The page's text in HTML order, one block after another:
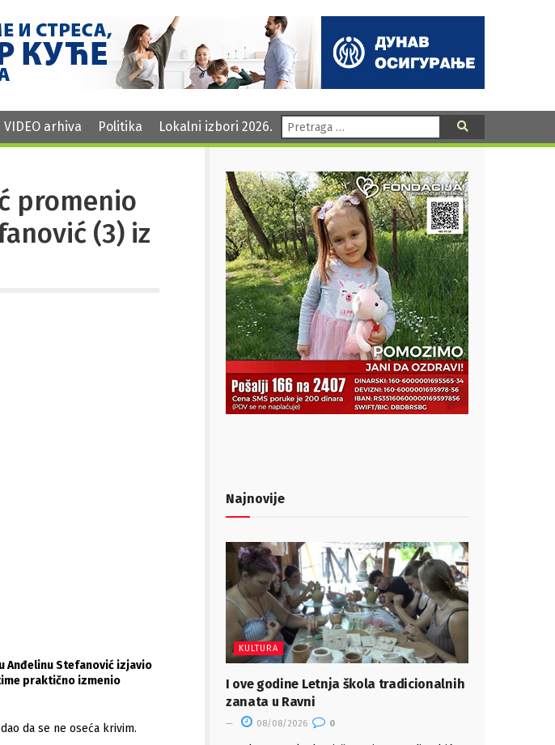
VIDEO arhiva Politika Lokalni izbori 2026. Pretraga:
promenio
(3) iz
Anđelinu Stefanović izjavio
praktično izmenio
da se ne oseća krivim.
Najnovije
KULTURA
I ove godine Letnja škola tradicionalnih
zanata u Ravni
08/08/2026 0